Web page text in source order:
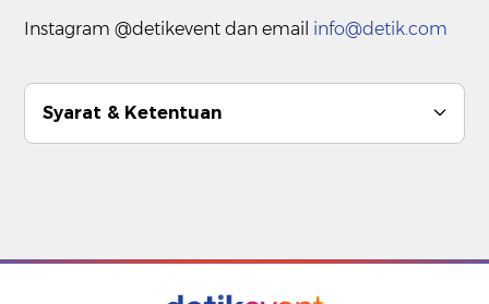
Instagram @detikevent dan email info@detik.com
Syarat & Ketentuan